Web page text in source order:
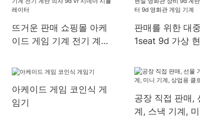
뜨거운 판매 쇼핑몰 아케
이드 게임 기계 전기 계란
이터
판매를 위한 대
1seat 9d 가상
레이터 9d 영화
계
아케이드 게임 코인식 게
임기
공장 직접 판매,
계, 스낵 기계,